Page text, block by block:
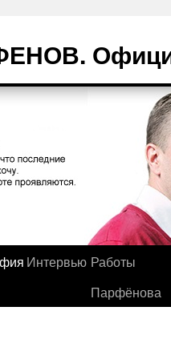
Интервью Работы
Парфёнова